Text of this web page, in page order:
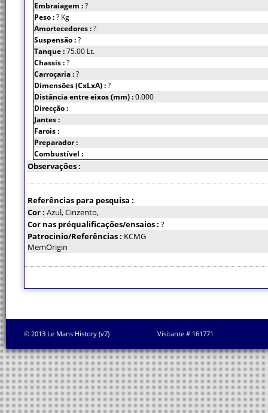
Embraiagem :?
Peso :? Kg
Amortecedores :?
Suspensão :?
Tanque :75.00 Lt.
Chassis :?
Carroçaria :?
Dimensões (CxLxA) :?
Distância entre eixos (mm) :0.000
Direcção :
Jantes :
Farois :
Preparador :
Combustível :
Observações :
Referências para pesquisa :
Cor : Azul, Cinzento,
Cor nas préqualificações/ensaios : ?
Patrocinio/Referências : KCMG
MemOrigin
© 2013 Le Mans History (v7) Visitante # 161771